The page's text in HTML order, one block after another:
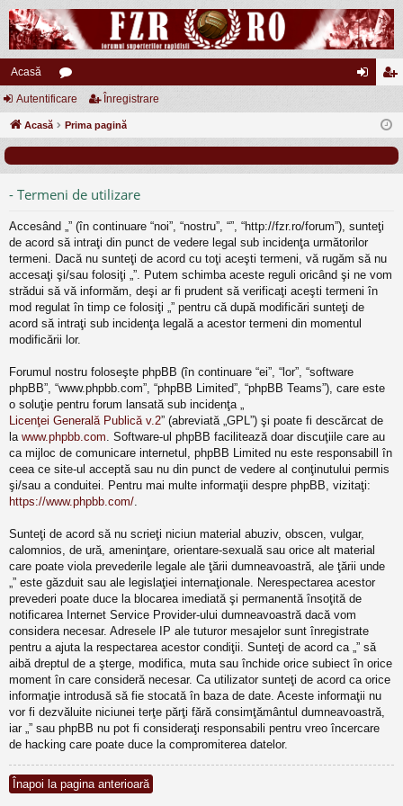
Acasă
or
u eg
Autentificare Înregistrare
Acasă Prima pagină
- Termeni de utilizare
Accesând „” (în continuare “noi”, “nostru”, “”, “http://fzr.ro/forum”), sunteţi
de acord să intraţi din punct de vedere legal sub incidenţa următorilor
termeni. Dacă nu sunteţi de acord cu toţi aceşti termeni, vă rugăm să nu
accesaţi şi/sau folosiţi „”. Putem schimba aceste reguli oricând şi ne vom
strădui să vă informăm, deşi ar fi prudent să verificaţi aceşti termeni în
mod regulat în timp ce folosiţi „” pentru că după modificări sunteţi de
acord să intraţi sub incidenţa legală a acestor termeni din momentul
modificării lor.
Forumul nostru foloseşte phpBB (în continuare “ei”, “lor”, “software
phpBB”, “www.phpbb.com”, “phpBB Limited”, “phpBB Teams”), care este
o soluţie pentru forum lansată sub incidenţa „
Licenţei Generală Publică v.2” (abreviată „GPL”) şi poate fi descărcat de
la www.phpbb.com . Software-ul phpBB facilitează doar discuţiile care au
ca mijloc de comunicare internetul, phpBB Limited nu este responsabill în
ceea ce site-ul acceptă sau nu din punct de vedere al conţinutului permis
şi/sau a conduitei. Pentru mai multe informaţii despre phpBB, vizitaţi:
https://www.phpbb.com/
Sunteţi de acord să nu scrieţi niciun material abuziv, obscen, vulgar,
calomnios, de ură, ameninţare, orientare-sexuală sau orice alt material
care poate viola prevederile legale ale ţării dumneavoastră, ale ţării unde
„” este găzduit sau ale legislaţiei internaţionale. Nerespectarea acestor
prevederi poate duce la blocarea imediată şi permanentă însoţită de
notificarea Internet Service Provider-ului dumneavoastră dacă vom
considera necesar. Adresele IP ale tuturor mesajelor sunt înregistrate
pentru a ajuta la respectarea acestor condiţii. Sunteţi de acord ca „” să
aibă dreptul de a şterge, modifica, muta sau închide orice subiect în orice
moment în care consideră necesar. Ca utilizator sunteţi de acord ca orice
informaţie introdusă să fie stocată în baza de date. Aceste informaţii nu
vor fi dezvăluite niciunei terţe părţi fără consimţământul dumneavoastră,
iar „” sau phpBB nu pot fi consideraţi responsabili pentru vreo încercare
de hacking care poate duce la compromiterea datelor.
Înapoi la pagina anterioară